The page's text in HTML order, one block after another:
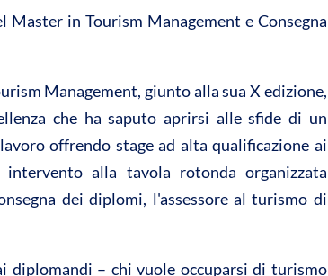
n
vi
di
in Tourism Management e Consegna
Management, giunto alla sua X edizione,
che ha saputo aprirsi alle sfide di un
offrendo stage ad alta qualificazione ai
alla tavola rotonda organizzata
dei diplomi, l'assessore al turismo di
diplomandi – chi vuole occuparsi di turismo